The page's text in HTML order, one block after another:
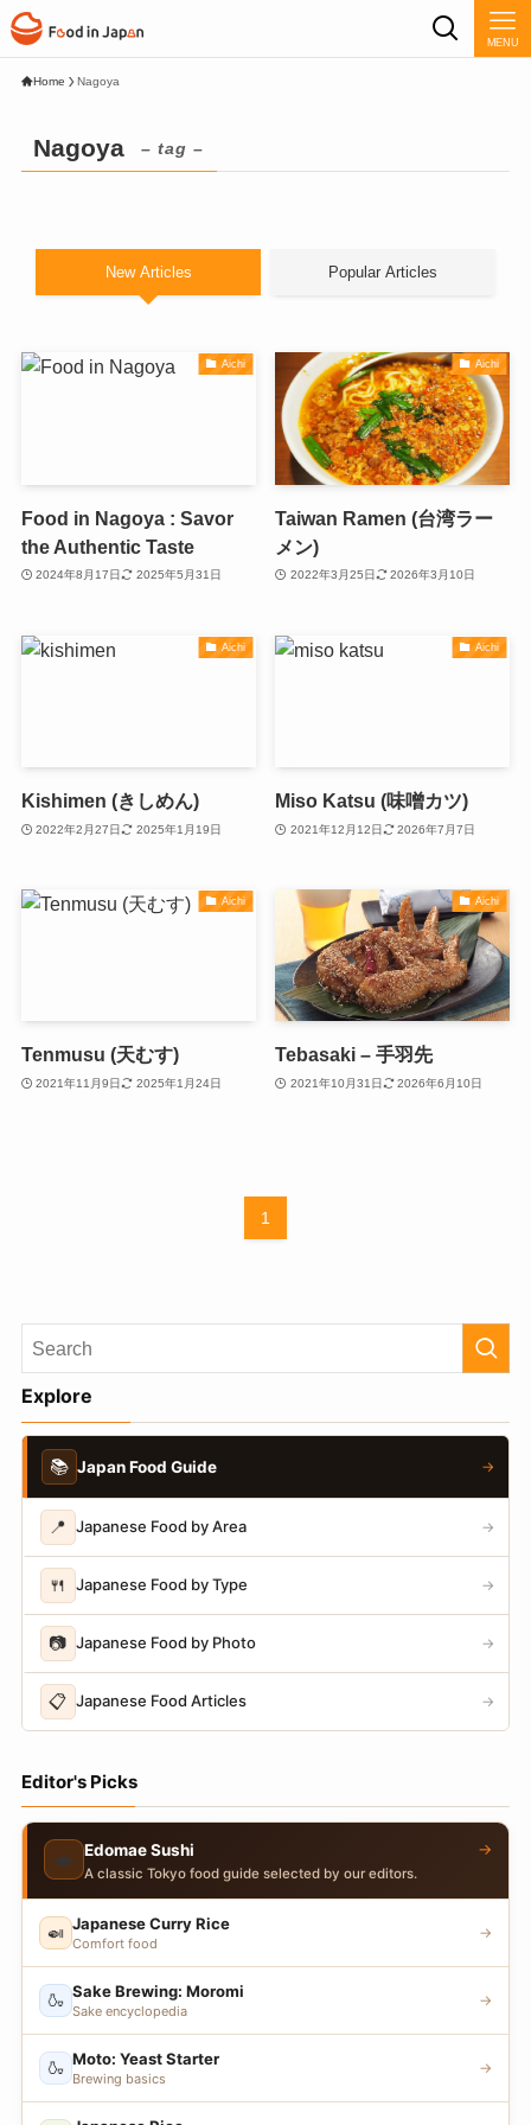
MENU
Home Nagoya
Nagoya – tag –
New Articles Popular Articles
Aichi
Food in Nagoya : Savor
the Authentic Taste
2024年8月17日 2025年5月31日
Aichi
Taiwan Ramen (台湾ラー
メン)
2022年3月25日 2026年3月10日
Aichi
Kishimen (きしめん)
2022年2月27日 2025年1月19日
Aichi
Miso Katsu (味噌カツ)
2021年12月12日 2026年7月7日
Aichi
Tenmusu (天むす)
2021年11月9日 2025年1月24日
Aichi
Tebasaki – 手羽先
2021年10月31日 2026年6月10日
1
Explore
📚 Japan Food Guide →
📍 Japanese Food by Area →
🍴 Japanese Food by Type →
📷 Japanese Food by Photo →
📋 Japanese Food Articles →
Editor's Picks
🍣 Edomae Sushi
A classic Tokyo food guide selected by our editors.
→
🍛 Japanese Curry Rice
Comfort food
→
🍶 Sake Brewing: Moromi
Sake encyclopedia
→
🍶 Moto: Yeast Starter
Brewing basics
→